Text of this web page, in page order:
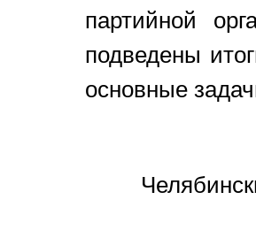
партийной
подведены
основные